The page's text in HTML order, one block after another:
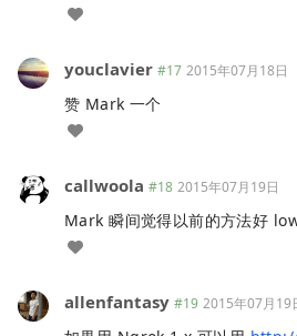
youclavier #17 2015年07月18日
赞 Mark 一个
callwoola #18 2015年07月19日
Mark 瞬间觉得以前的方法好
allenfantasy #19 2015年07月19